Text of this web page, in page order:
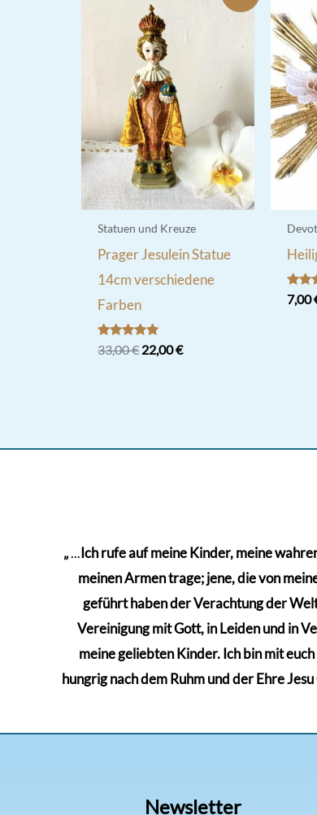
Statuen und Kreuze
Prager Jesulein Statue
14cm verschiedene
Farben
Bewertet
mit
33,00€Ursprünglicher
22,00€Aktueller
mehrere
Optionen
können
auf
der
Produktseite
gewählt
mit
7,00
„...Ich rufe auf meine Kinder, meine
meinen Armen trage; jene, die von
geführt haben der Verachtung der
Vereinigung mit Gott, in Leiden und in
meine geliebten Kinder. Ich bin mit
hungrig nach dem Ruhm und der Ehre
Newsletter